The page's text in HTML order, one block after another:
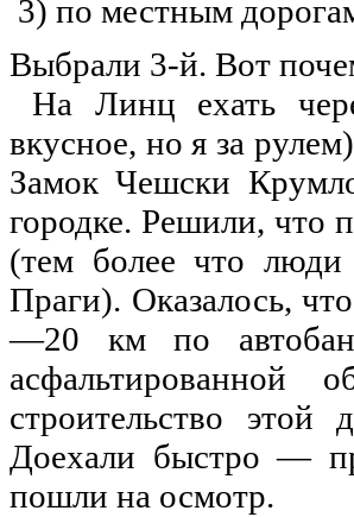
3) по местным
Выбрали 3-й. Вот
На Линц ехать
вкусное, но я за
Замок Чешски
городке. Решили, что
(тем более что
Праги). Оказалось,
—20 км по
строительство этой
Доехали быстро —
пошли на осмотр.